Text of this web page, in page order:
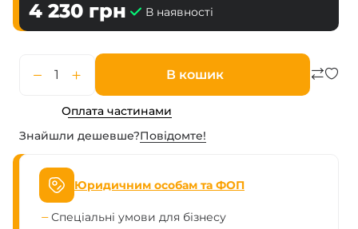
4 230 грн В наявності
В кошик
Оплата частинами
Знайшли дешевше?Повiдомте!
Юридичним особам та ФОП
Спеціальні умови для бізнесу